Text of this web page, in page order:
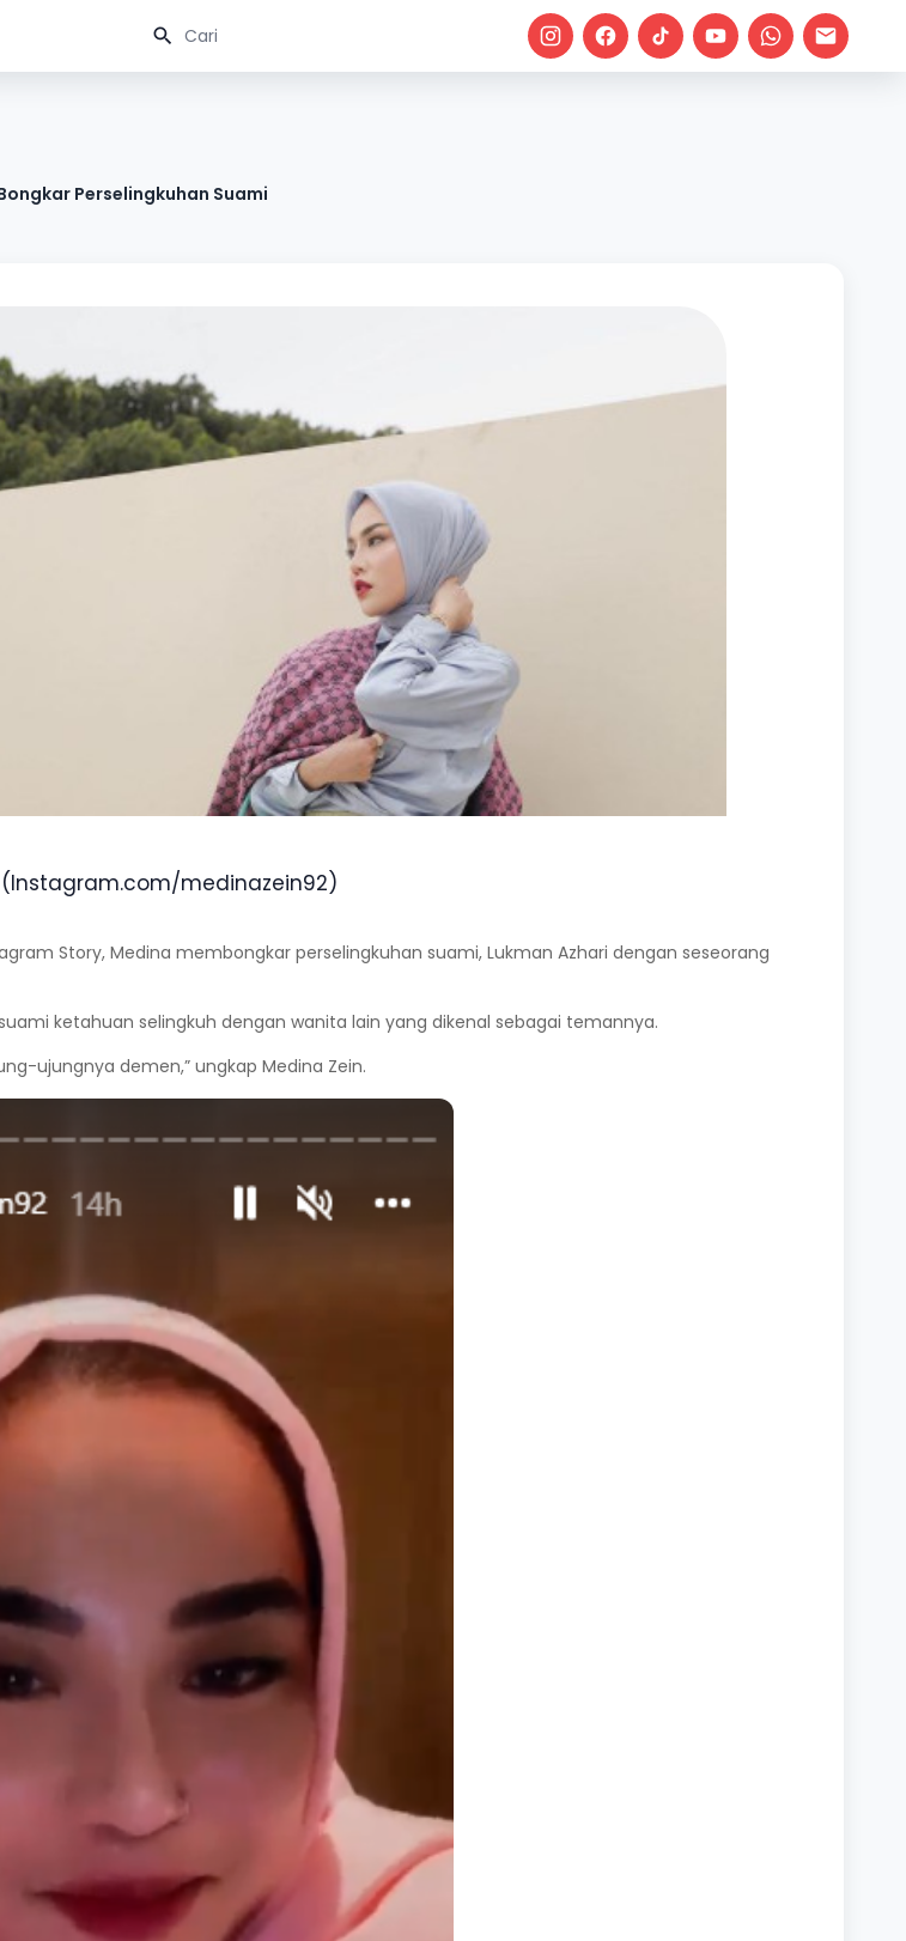
Perselingkuhan Suami
(Instagram.com/medinazein92)
Story, Medina membongkar perselingkuhan suami, Lukman Azhari dengan seseorang
ketahuan selingkuh dengan wanita lain yang dikenal sebagai temannya.
ujungnya demen,” ungkap Medina Zein.